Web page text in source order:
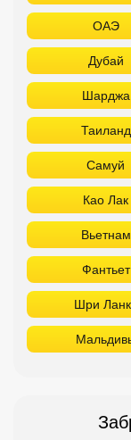
ОАЭ
Дубай
Шарджа
Таиланд
Самуй
Као Лак
Вьетнам
Фантьет
Шри